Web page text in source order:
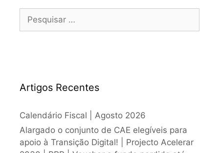
Artigos Recentes
Calendário Fiscal | Agosto 2026
Alargado o conjunto de CAE elegíveis para
apoio à Transição Digital! | Projecto Acelerar